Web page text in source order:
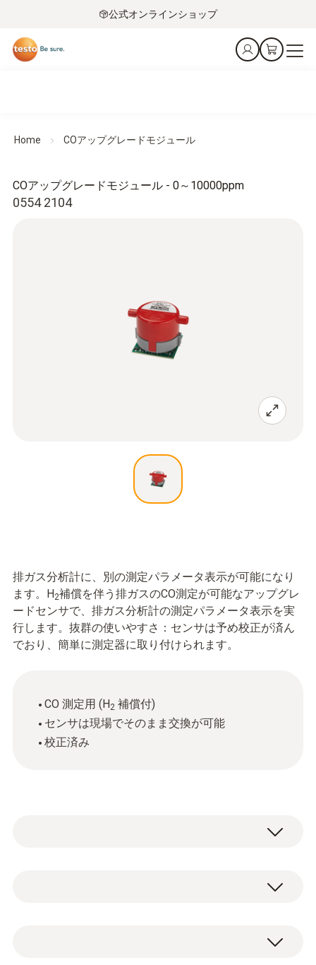
公式オンラインショップ
Home COアップグレードモジュール
0554 2104
COアップグレードモジュール - 0～10000ppm
排ガス分析計に、別の測定パラメータ表示が可能になり
ます。H2補償を伴う排ガスのCO測定が可能なアップグレ
ードセンサで、排ガス分析計の測定パラメータ表示を実
行します。抜群の使いやすさ：センサは予め校正が済ん
でおり、簡単に測定器に取り付けられます。
CO 測定用 (H2 補償付)
センサは現場でそのまま交換が可能
校正済み